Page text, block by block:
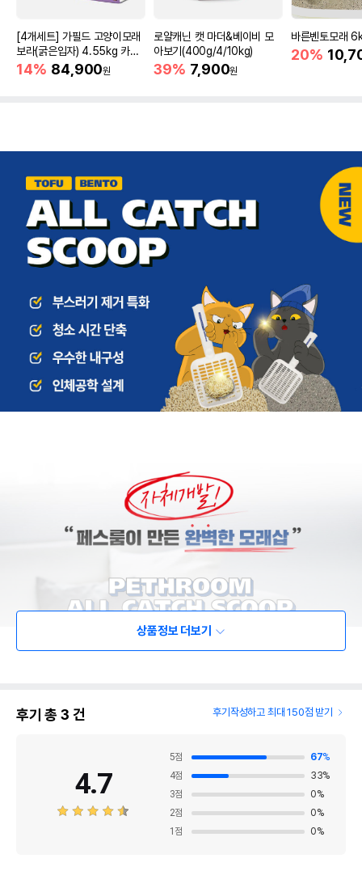
[4개세트] 가필드 고양이모래
보라(굵은입자) 4.55kg 카사
바모래
14% 84,900원
로얄캐닌 캣 마더&베이비 모
아보기(400g/4/10kg)
39% 7,900원
바른벤토모래
20%
상품정보 더보기
후기 총 3 건 후기작성하고 최대 150점 받기
4.7
5점 67%
4점 33%
3점 0%
2점 0%
1 점 0%